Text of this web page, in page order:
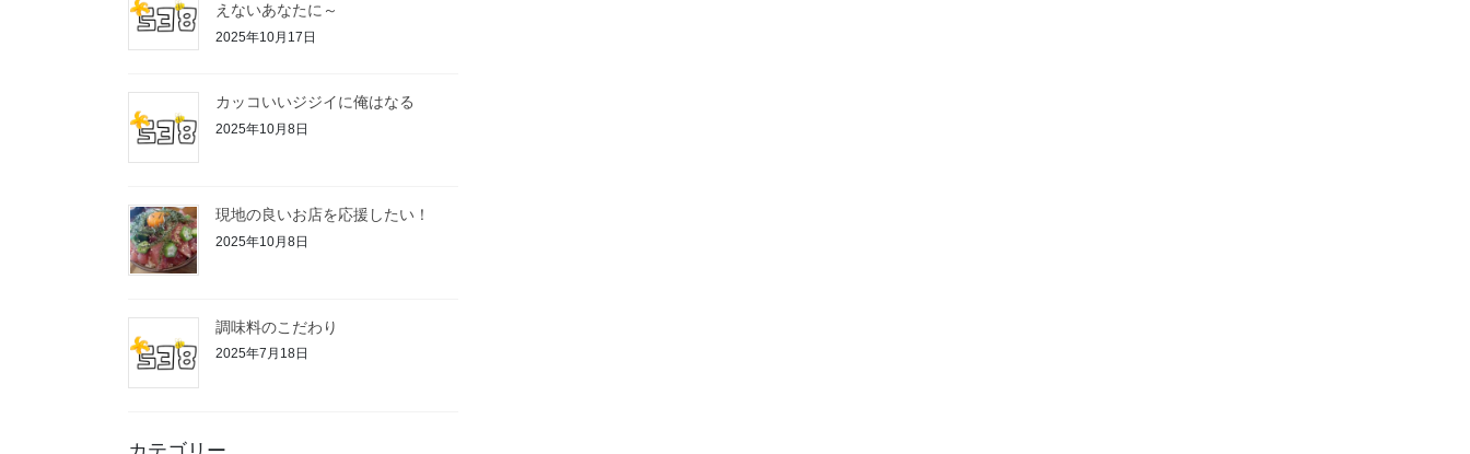
えないあなたに～
2025年10月17日
カッコいいジジイに俺はなる
2025年10月8日
現地の良いお店を応援したい！
2025年10月8日
調味料のこだわり
2025年7月18日